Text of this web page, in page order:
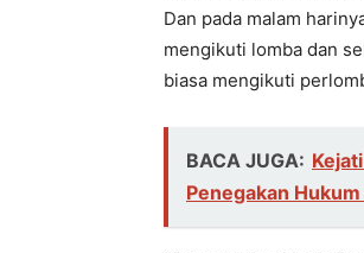
Dan pada malam
mengikuti lomba dan
biasa mengikuti
BACA JUGA:
Penegakan